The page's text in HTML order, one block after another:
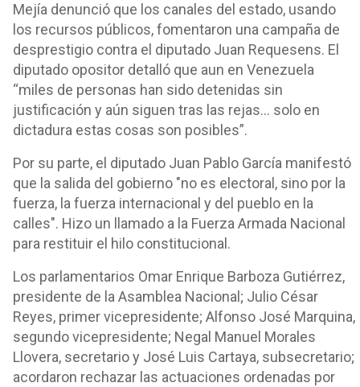
Mejía denunció que los canales del estado, usando
los recursos públicos, fomentaron una campaña de
desprestigio contra el diputado Juan Requesens. El
diputado opositor detalló que aun en Venezuela
“miles de personas han sido detenidas sin
justificación y aún siguen tras las rejas… solo en
dictadura estas cosas son posibles”.
Por su parte, el diputado Juan Pablo García manifestó
que la salida del gobierno "no es electoral, sino por la
fuerza, la fuerza internacional y del pueblo en la
calles". Hizo un llamado a la Fuerza Armada Nacional
para restituir el hilo constitucional.
Los parlamentarios Omar Enrique Barboza Gutiérrez,
presidente de la Asamblea Nacional; Julio César
Reyes, primer vicepresidente; Alfonso José Marquina,
segundo vicepresidente; Negal Manuel Morales
Llovera, secretario y José Luis Cartaya, subsecretario;
acordaron rechazar las actuaciones ordenadas por